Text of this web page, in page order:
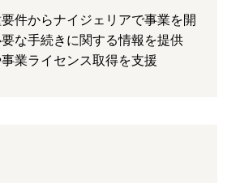
件からナイジェリアで事業を開
な手続きに関する情報を提供
業ライセンス取得を支援